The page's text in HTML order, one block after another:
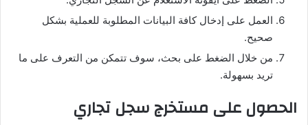
العمل على إدخال كافة البيانات المطلوبة للعملية بشكل
صحيح.
من خلال الضغط على بحث، سوف تتمكن من التعرف على ما
تريد بسهولة.
الحصول على مستخرج سجل تجاري